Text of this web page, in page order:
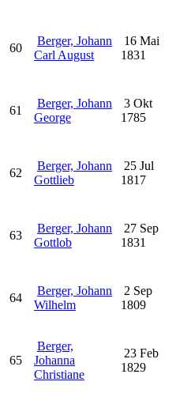
60
Berger, Johann
Carl August
16 Mai
1831
61
Berger, Johann
George
3 Okt
1785
62
Berger, Johann
Gottlieb
25 Jul
1817
63
Berger, Johann
Gottlob
27 Sep
1831
64
Berger, Johann
Wilhelm
2 Sep
1809
65
Berger,
Johanna
Christiane
23 Feb
1829